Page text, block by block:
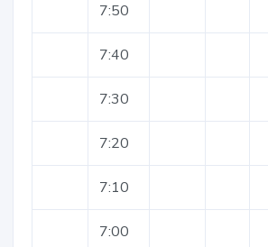
7:50
7:40
7:30
7:20
7:10
7:00